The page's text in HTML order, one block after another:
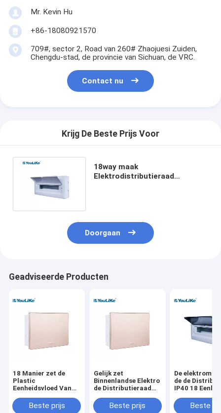
Mr. Kevin Hu
+86-18080921570
709#, sector 2, Road van 260# Zhaojuesi Zuiden,
Chengdu-stad, de provincie van Sichuan, de VRC.
Contact nu
Krijg De Beste Prijs Voor
18way maak
Elektrodistributieraad
Doorgaan
Geadviseerde Producten
18 Manier zet de
Plastic
Eenheidsvloed Van
de Distributieraad op
van de Doos
Beste prijs
Gelijk zet
Binnenlandse Elektro
de Distributieraad
Dekking opBeste prijs
De
de de
IP40 18
de consument
Beste